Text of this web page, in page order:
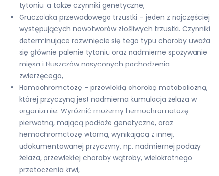
tytoniu, a także czynniki genetyczne,
Gruczolaka przewodowego trzustki – jeden z najczęściej
występujących nowotworów złośliwych trzustki. Czynniki
determinujące rozwinięcie się tego typu choroby uważa
się głównie palenie tytoniu oraz nadmierne spożywanie
mięsa i tłuszczów nasyconych pochodzenia
zwierzęcego,
Hemochromatozę – przewlekłą chorobę metaboliczną,
której przyczyną jest nadmierna kumulacja żelaza w
organizmie. Wyróżnić możemy hemochromatozę
pierwotną, mającą podłoże genetyczne, oraz
hemochromatozę wtórną, wynikającą z innej,
udokumentowanej przyczyny, np. nadmiernej podaży
żelaza, przewlekłej choroby wątroby, wielokrotnego
przetoczenia krwi,